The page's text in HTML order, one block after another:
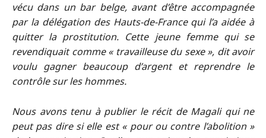
vécu dans un bar belge, avant d’être accompagnée
par la délégation des Hauts-de-France qui l’a aidée à
quitter la prostitution. Cette jeune femme qui se
revendiquait comme « travailleuse du sexe », dit avoir
voulu gagner beaucoup d’argent et reprendre le
contrôle sur les hommes.
Nous avons tenu à publier le récit de Magali qui ne
peut pas dire si elle est « pour ou contre l’abolition »